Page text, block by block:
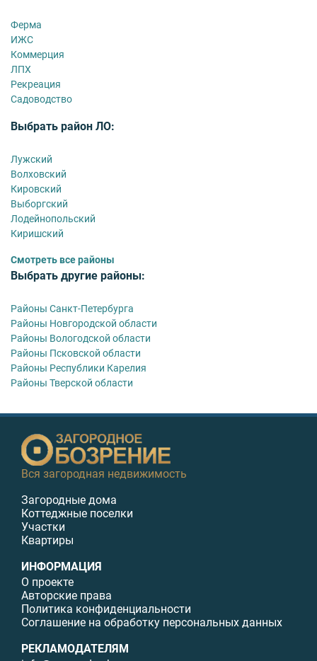
Ферма
ИЖС
Коммерция
ЛПХ
Рекреация
Садоводство
Выбрать район ЛО:
Лужский
Волховский
Кировский
Выборгский
Лодейнопольский
Киришский
Смотреть все районы
Выбрать другие районы:
Районы Санкт-Петербурга
Районы Новгородской области
Районы Вологодской области
Районы Псковской области
Районы Республики Карелия
Районы Тверской области
Вся загородная недвижимость
Загородные дома
Коттеджные поселки
Участки
Квартиры
ИНФОРМАЦИЯ
О проекте
Авторские права
Политика конфиденциальности
Соглашение на обработку персональных данных
РЕКЛАМОДАТЕЛЯМ